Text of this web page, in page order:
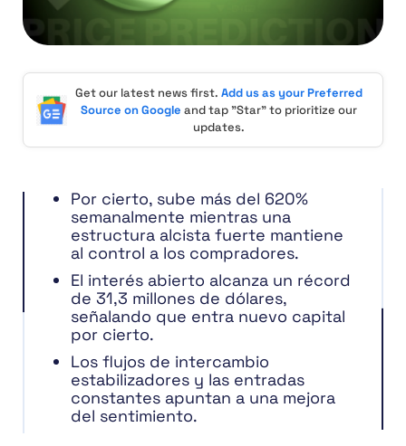
Get our latest news first. Add us as your Preferred
Source on Google and tap "Star" to prioritize our
updates.
Por cierto, sube más del 620%
semanalmente mientras una
estructura alcista fuerte mantiene
al control a los compradores.
El interés abierto alcanza un récord
de 31,3 millones de dólares,
señalando que entra nuevo capital
por cierto.
Los flujos de intercambio
estabilizadores y las entradas
constantes apuntan a una mejora
del sentimiento.